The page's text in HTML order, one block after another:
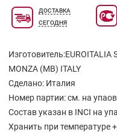
Автор аромата -
ноты бергамота,
апельсина, цитрона.
гиацинт, кедр. В
минеральная амбра,
Голубой и
в оформлении
ДОСТАВКА
СЕГОДНЯ
MONZA (MB) ITALY
Сделано: Италия
Номер партии: см. на
Состав указан в INCI на
Хранить при температуре